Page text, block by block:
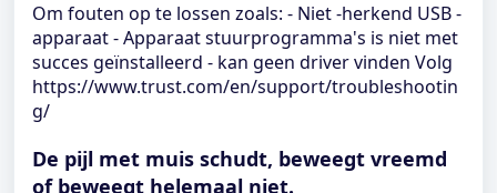
Om fouten op te lossen zoals: - Niet -herkend USB -
apparaat - Apparaat stuurprogramma's is niet met
succes geïnstalleerd - kan geen driver vinden Volg
https://www.trust.com/en/support/troubleshootin
g/
De pijl met muis schudt, beweegt vreemd
of beweegt helemaal niet.